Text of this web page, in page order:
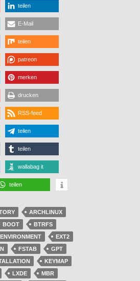
teilen
E-Mail
teilen
patreon
merken
drucken
RSS-feed
teilen
teilen
wallabag it
teilen
ARCHLINUX
BOOT
BTRFS
EXT2
FSTAB
GPT
KEYMAP
LXDE
MBR